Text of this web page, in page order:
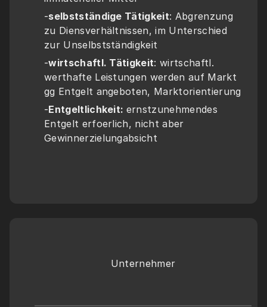
-selbstständige Tätigkeit: Abgrenzung
zu Diensverhältnissen, im Unterschied
zur Unselbstständigkeit
-wirtschaftl. Tätigkeit: wirtschaftl.
werthafte Leistungen werden auf Markt
gg Entgelt angeboten, Marktorientierung
-Entgeltlichkeit: ernstzunehmendes
Entgelt erfoerlich, nicht aber
Gewinnerzielungabsicht
Unternehmer